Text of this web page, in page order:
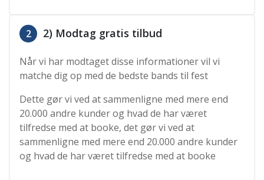
2 2) Modtag gratis tilbud
Når vi har modtaget disse informationer vil vi
matche dig op med de bedste bands til fest
Dette gør vi ved at sammenligne med mere end
20.000 andre kunder og hvad de har været
tilfredse med at booke, det gør vi ved at
sammenligne med mere end 20.000 andre kunder
og hvad de har været tilfredse med at booke